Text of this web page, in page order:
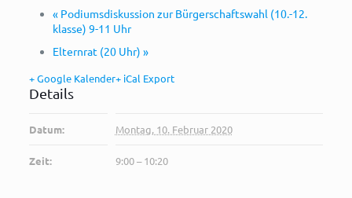
«Podiumsdiskussion zur Bürgerschaftswahl (10.-12.
klasse) 9-11 Uhr
Elternrat (20 Uhr) »
+ Google Kalender+ iCal Export
Details
Datum: Montag, 10. Februar 2020
Zeit: 9:00 – 10:20